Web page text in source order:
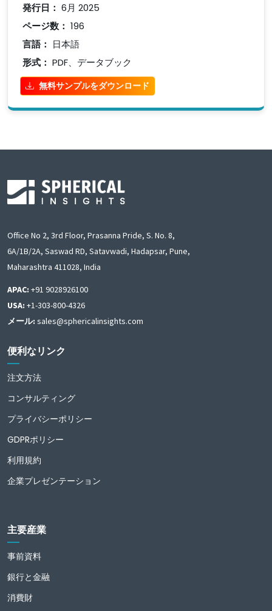
発行日： 6月 2025
ページ数： 196
言語： 日本語
形式： PDF、データブック
無料サンプルをダウンロード
Office No 2, 3rd Floor, Prasanna Pride, S. No. 8,
6A/1B/2A, Saswad RD, Satavwadi, Hadapsar, Pune,
Maharashtra 411028, India
APAC: +91 9028926100
USA: +1-303-800-4326
メール: sales@sphericalinsights.com
便利なリンク
注文方法
コンサルティング
プライバシーポリシー
GDPRポリシー
利用規約
企業プレゼンテーション
主要産業
事前資料
銀行と金融
消費財